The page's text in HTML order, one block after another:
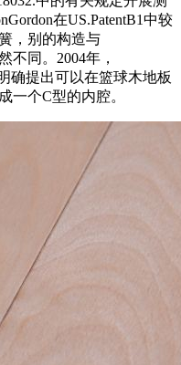
在US.PatentB1中较
，别的构造与
不同。2004年，
确提出可以在篮球木地板
一个C型的内腔。